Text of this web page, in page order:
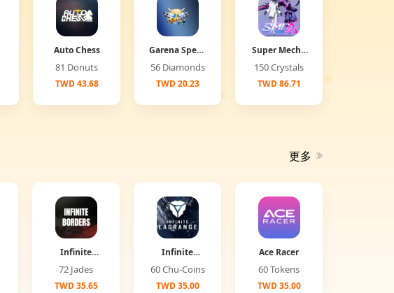
Auto Chess
81 Donuts
TWD 43.68
Garena Speed
Drifter
56 Diamonds
TWD 20.23
Super Mecha
Champions
150 Crystals
TWD 86.71
更多
Infinite
Borders
72 Jades
TWD 35.65
Infinite
Lagrange
60 Chu-Coins
TWD 35.00
Ace Racer
60 Tokens
TWD 35.00